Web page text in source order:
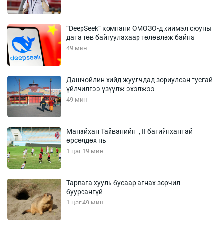
“DeepSeek” компани ӨМӨЗО-д хиймэл оюуны
дата төв байгуулахаар төлөвлөж байна
49 мин
Дашчойлин хийд жуулчдад зориулсан тусгай
үйлчилгээ үзүүлж эхэлжээ
49 мин
Манайхан Тайванийн I, II багийнхантай
өрсөлдөх нь
1 цаг 19 мин
Тарвага хууль бусаар агнах зөрчил
буурсангүй
1 цаг 49 мин